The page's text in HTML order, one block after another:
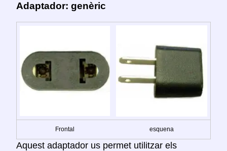
Adaptador: genèric
Frontal esquena
Aquest adaptador us permet utilitzar els